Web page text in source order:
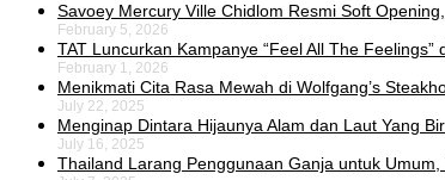
Savoey Mercury Ville Chidlom Resmi Soft
February 5, 2026
TAT Luncurkan Kampanye “Feel All The
February 1, 2026
Menikmati Cita Rasa Mewah di Wolfgang’s
July 22, 2025
Menginap Dintara Hijaunya Alam dan Laut Yang
July 16, 2025
Thailand Larang Penggunaan Ganja untuk Umum,